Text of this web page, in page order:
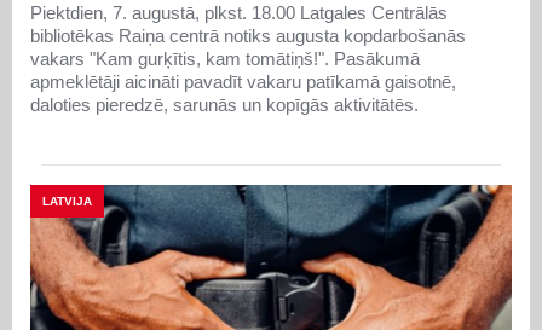
Piektdien, 7. augustā, plkst. 18.00 Latgales Centrālās
bibliotēkas Raiņa centrā notiks augusta kopdarbošanās
vakars "Kam gurķītis, kam tomātiņš!". Pasākumā
apmeklētāji aicināti pavadīt vakaru patīkamā gaisotnē,
daloties pieredzē, sarunās un kopīgās aktivitātēs.
LATVIJA